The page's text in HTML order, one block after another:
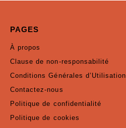
PAGES
À propos
Clause de non-responsabilité
Conditions Générales d’Utilisation
Contactez-nous
Politique de confidentialité
Politique de cookies